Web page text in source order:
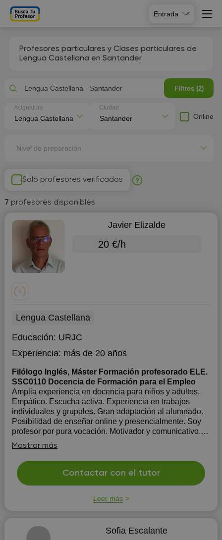
Entrada
Profesores particulares y Clases particulares de
Lengua Castellana en Santander
Solo profesores verificados
7 profesores disponibles
Javier Elizalde
20 €/h
Lengua Castellana
Educación: URJC
Experiencia: más de 20 años
Filólogo Inglés, Máster Formación profesorado ELE.
SSC0110 Docencia de Formación para el Empleo
Amplia experiencia en docencia para niños y adultos.
Empático. Escucha activa. Experiencia en trabajos
individuales y grupales. Gran adaptación al alumnado.
Posibilidad de enseñar online y presencialmente. Soy
profesor por pura vocación. Motivador y comunicativo.
Me gusta lo que hago.
Mostrar más
Contactar con el tutor
Leer más
Sofia Escalante
Lengua Castellana - Santander Filtros (2)
Asignatura Ciudad
Online
Nivel de preparación